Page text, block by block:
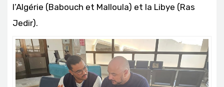
l’Algérie (Babouch et Malloula) et la Libye (Ras
Jedir).